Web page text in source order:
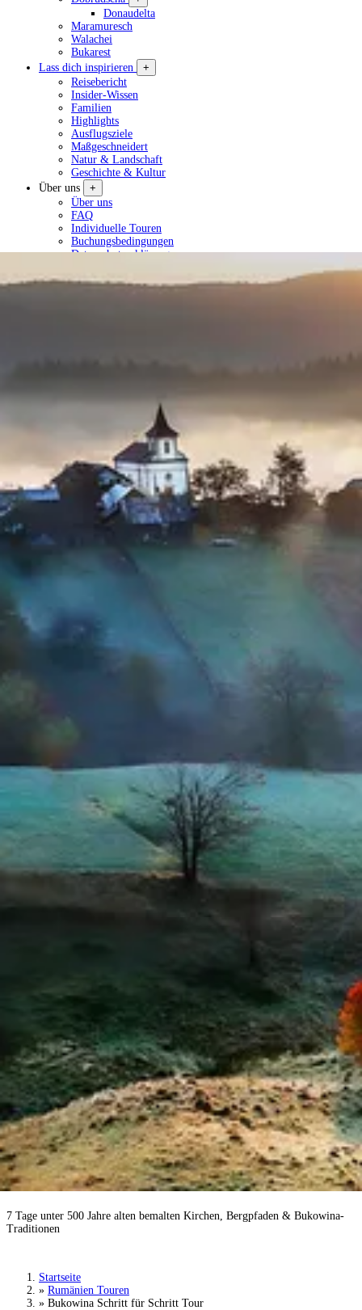
Donaudelta
Maramuresch
Walachei
Bukarest
Lass dich inspirieren
+
Reisebericht
Insider-Wissen
Familien
Highlights
Ausflugsziele
Maßgeschneidert
Natur & Landschaft
Geschichte & Kultur
Über uns
+
Über uns
FAQ
Individuelle Touren
Buchungsbedingungen
Datenschutzerklärung
Bukowina Schritt für Schritt Tour
7 Tage unter 500 Jahre alten bemalten Kirchen, Bergpfaden & Bukowina-
Traditionen
Startseite
» Rumänien Touren
» Bukowina Schritt für Schritt Tour